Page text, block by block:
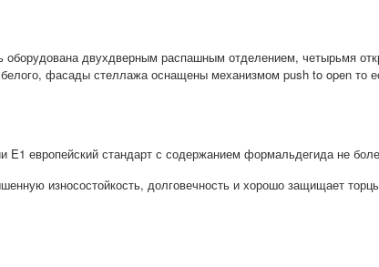
двухдверным распашным отделением, четырьмя
фасады стеллажа оснащены механизмом push to open то
европейский стандарт с содержанием формальдегида не
износостойкость, долговечность и хорошо защищает